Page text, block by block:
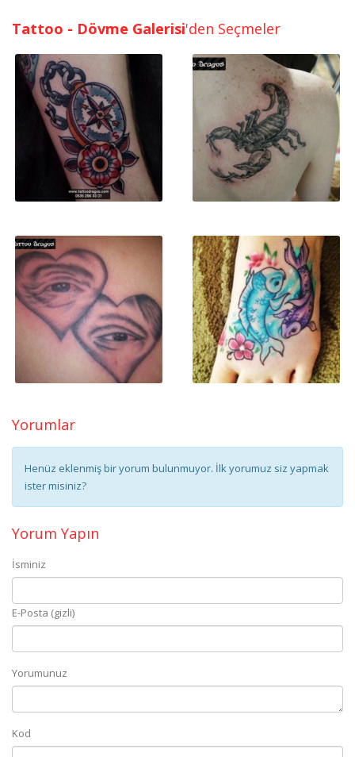
Tattoo - Dövme Galerisi'den Seçmeler
Yorumlar
Henüz eklenmiş bir yorum bulunmuyor. İlk yorumuz siz yapmak
ister misiniz?
Yorum Yapın
İsminiz
E-Posta (gizli)
Yorumunuz
Kod